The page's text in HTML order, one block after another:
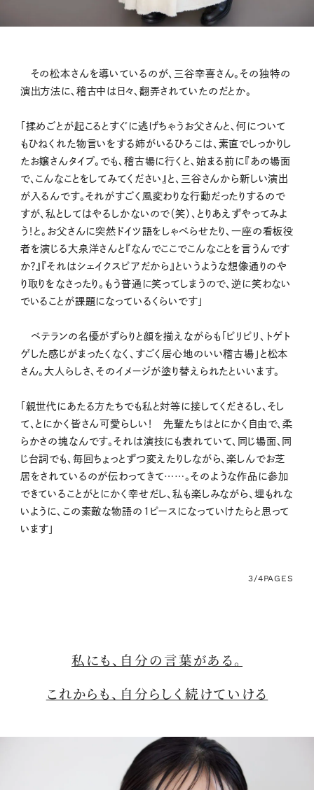
その松本さんを導いているのが、三谷幸喜さん。その独特の
演出方法に、稽古中は日々、翻弄されていたのだとか。
「揉めごとが起こるとすぐに逃げちゃうお父さんと、何について
もひねくれた物言いをする姉がいるひろこは、素直でしっかりし
たお嬢さんタイプ。でも、稽古場に行くと、始まる前に『あの場面
で、こんなことをしてみてください』と、三谷さんから新しい演出
が入るんです。それがすごく風変わりな行動だったりするので
すが、私としてはやるしかないので（笑）、とりあえずやってみよ
う！と。お父さんに突然ドイツ語をしゃべらせたり、一座の看板役
者を演じる大泉洋さんと『なんでここでこんなことを言うんです
か？』『それはシェイクスピアだから』というような想像通りのや
り取りをなさったり。もう普通に笑ってしまうので、逆に笑わない
でいることが課題になっているくらいです」
ベテランの名優がずらりと顔を揃えながらも「ピリピリ、トゲト
ゲした感じがまったくなく、すごく居心地のいい稽古場」と松本
さん。大人らしさ、そのイメージが塗り替えられたといいます。
「親世代にあたる方たちでも私と対等に接してくださるし、そし
て、とにかく皆さん可愛らしい！ 先輩たちはとにかく自由で、柔
らかさの塊なんです。それは演技にも表れていて、同じ場面、同
じ台詞でも、毎回ちょっとずつ変えたりしながら、楽しんでお芝
居をされているのが伝わってきて……。そのような作品に参加
できていることがとにかく幸せだし、私も楽しみながら、埋もれな
いように、この素敵な物語の１ピースになっていけたらと思って
います」
3/4PAGES
私にも、自分の言葉がある。
これからも、自分らしく続けていける